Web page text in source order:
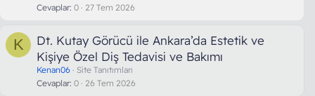
Cevaplar 0 27 Tem 2026
K
Dt. Kutay Görücü ile Ankara’da Estetik ve
Kişiye Özel Diş Tedavisi ve Bakımı
Kenan06
Site Tanıtımları
Cevaplar 0 26 Tem 2026